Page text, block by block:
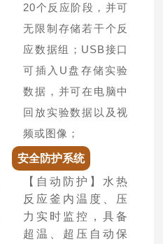
20个反应阶段，并可
无限制存储若干个反
应数据组；USB接口
可插入U盘存储实验
数据，并可在电脑中
回放实验数据以及视
频或图像；
安全防护系统
【自动防护】水热
反应釜内温度、压
力实时监控，具备
超温、超压自动保